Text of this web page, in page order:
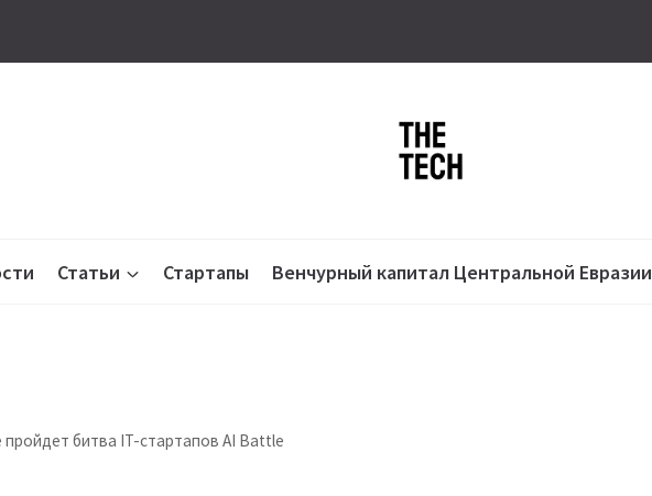
Статьи Стартапы Венчурный капитал Центральной Евразии
пройдет битва IT-стартапов AI Battle